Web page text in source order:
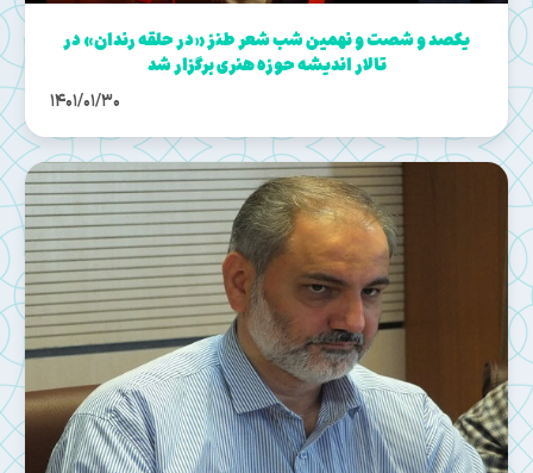
یکصد و شصت و نهمین شب شعر طنز «در حلقه رندان» در
تالار اندیشه حوزه هنری برگزار شد
1401/01/30